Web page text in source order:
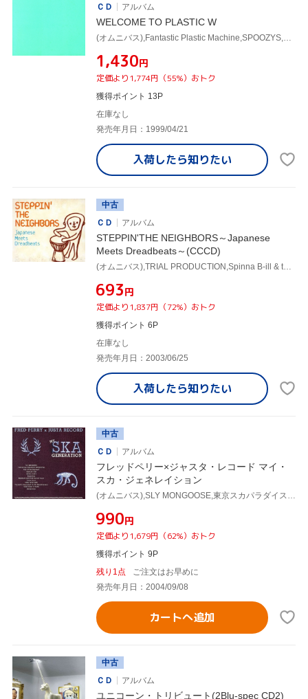
ＣＤ
アルバム
WELCOME TO PLASTIC W
¥1,430円
定価より1,774円（55%）おトク
獲得ポイント 13P
在庫なし
発売年月日：1999/04/21
入荷したら知りたい
中古
ＣＤ
アルバム
STEPPIN'THE NEIGHBORS～Japanese
Meets Dreadbeats～(CCCD)
(オムニバス),TRIAL PRODUCTION,Spinna B-ill & the Cavemans,Reggae Disco Rockers,DREADZ,東京スカパラダイスオーケストラ,COOL WISE MAN,TICA
¥693円
定価より1,837円（72%）おトク
獲得ポイント 6P
在庫なし
発売年月日：2003/06/25
入荷したら知りたい
中古
ＣＤ
アルバム
フレッドペリー×ジャスタ・レコード マイ・
スカ・ジェネレイション
¥990円
定価より1,679円（62%）おトク
獲得ポイント 9P
残り1点
ご注文はお早めに
発売年月日：2004/09/08
カートへ追加
中古
ＣＤ
アルバム
ユニコーン・トリビュート(2Blu-spec CD2)